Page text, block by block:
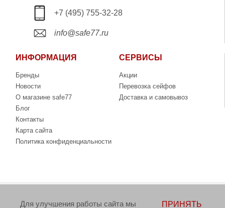
+7 (495) 755-32-28
info@safe77.ru
ИНФОРМАЦИЯ
Бренды
Новости
О магазине safe77
Блог
Контакты
Карта сайта
Политика конфиденциальности
СЕРВИСЫ
Акции
Перевозка сейфов
Доставка и самовывоз
Copyright © 2006-2026. Интернет-магазин сейфов
Для улучшения работы сайта мы ПРИНЯТЬ